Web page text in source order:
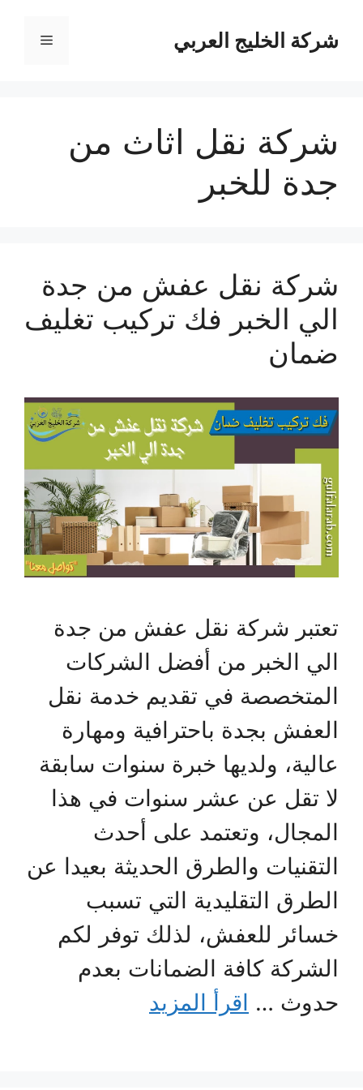
المحتوىشركة الخليج العربي القائمة
شركة نقل اثاث من
جدة للخبر
شركة نقل عفش من جدة
الي الخبر فك تركيب تغليف
ضمان
تعتبر شركة نقل عفش من جدة
الي الخبر من أفضل الشركات
المتخصصة في تقديم خدمة نقل
العفش بجدة باحترافية ومهارة
عالية، ولديها خبرة سنوات سابقة
لا تقل عن عشر سنوات في هذا
المجال، وتعتمد على أحدث
التقنيات والطرق الحديثة بعيدا عن
الطرق التقليدية التي تسبب
خسائر للعفش، لذلك توفر لكم
الشركة كافة الضمانات بعدم
حدوث … اقرأ المزيد